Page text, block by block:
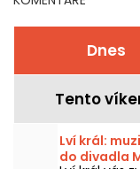
Dnes
Tento
Lví král:
do divadla